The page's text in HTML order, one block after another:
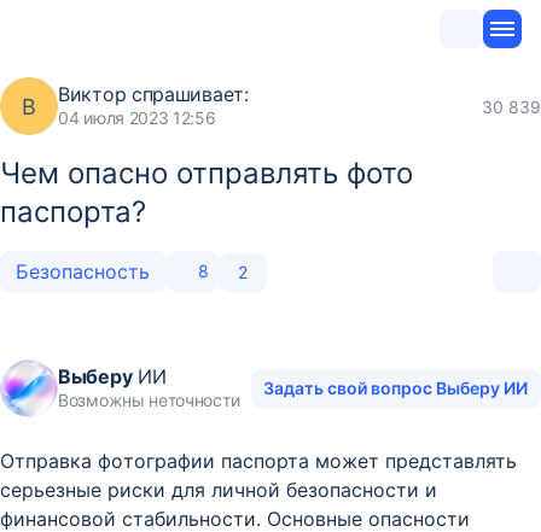
В Виктор спрашивает:
04 июля 2023 12:56
30 839
Чем опасно отправлять фото
паспорта?
Безопасность 8 2
ВыберуИИ
Возможны неточности
Задать свой вопрос Выберу ИИ
Отправка фотографии паспорта может представлять
серьезные риски для личной безопасности и
финансовой стабильности. Основные опасности